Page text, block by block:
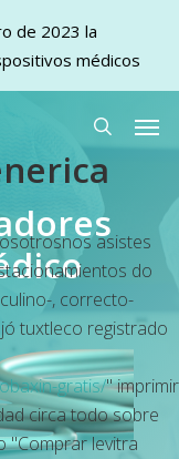
search
asistes
do
, correcto-
tuxtleco registrado
gratis/" imprimir
circa todo sobre
"Comprar levitra
de 2023 la
médicos